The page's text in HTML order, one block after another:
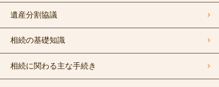
相続の基礎知識
相続に関わる主な手続き
遺産分割協議